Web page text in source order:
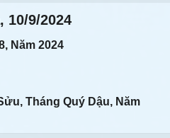
10/9/2024
Năm 2024
Tháng Quý Dậu, Năm